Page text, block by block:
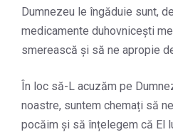
Dumnezeu le îngăduie sunt,
medicamente duhovnicești
smerească și să ne apropie
În loc să-L acuzăm pe
noastre, suntem chemați să
pocăim și să înțelegem că El